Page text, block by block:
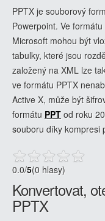
PPTX je souborový
Powerpoint. Ve
Microsoft mohou být
tabulky, které jsou
založený na XML lze
ve formátu PPTX
Active X, může být
formátu PPT od roku
souboru díky kompresi
0.0/5(0 hlasy)
Konvertovat,
PPTX